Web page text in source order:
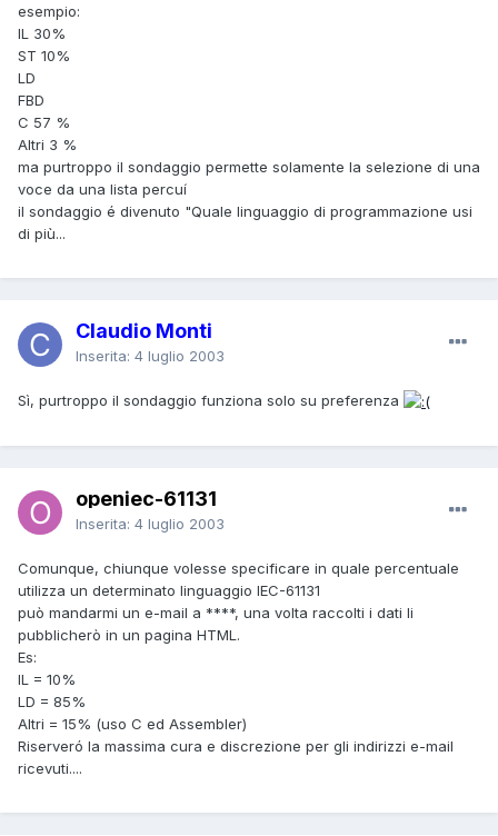
esempio:
IL 30%
ST 10%
LD
FBD
C 57 %
Altri 3 %
ma purtroppo il sondaggio permette solamente la selezione di una
voce da una lista percuí
il sondaggio é divenuto "Quale linguaggio di programmazione usi
di più...
Claudio Monti
Inserita: 4 luglio 2003
Sì, purtroppo il sondaggio funziona solo su preferenza
openiec-61131
Inserita: 4 luglio 2003
Comunque, chiunque volesse specificare in quale percentuale
utilizza un determinato linguaggio IEC-61131
può mandarmi un e-mail a ****, una volta raccolti i dati li
pubblicherò in un pagina HTML.
Es:
IL = 10%
LD = 85%
Altri = 15% (uso C ed Assembler)
Riserveró la massima cura e discrezione per gli indirizzi e-mail
ricevuti....